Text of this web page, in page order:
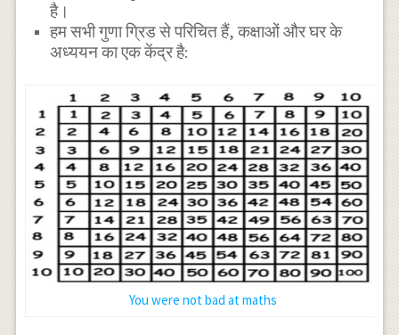
है।
हम सभी गुणा ग्रिड से परिचित हैं, कक्षाओं और घर के
अध्ययन का एक केंद्र है:
You were not bad at maths